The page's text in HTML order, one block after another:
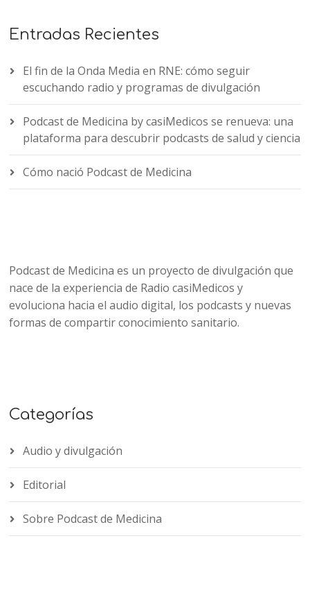
Entradas Recientes
El fin de la Onda Media en RNE: cómo seguir
escuchando radio y programas de divulgación
Podcast de Medicina by casiMedicos se renueva: una
plataforma para descubrir podcasts de salud y ciencia
Cómo nació Podcast de Medicina
Podcast de Medicina es un proyecto de divulgación que
nace de la experiencia de Radio casiMedicos y
evoluciona hacia el audio digital, los podcasts y nuevas
formas de compartir conocimiento sanitario.
Categorías
Audio y divulgación
Editorial
Sobre Podcast de Medicina